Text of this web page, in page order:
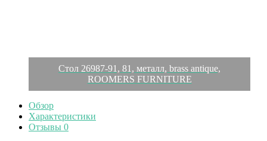
Стол 26987-91, 81, металл, brass antique,
ROOMERS FURNITURE
Обзор
Характеристики
Отзывы 0